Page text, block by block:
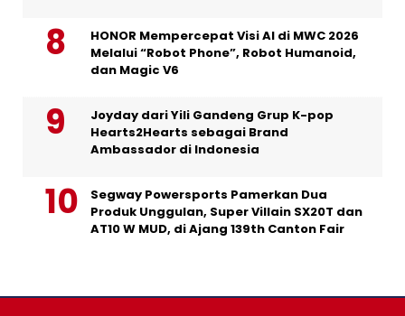
HONOR Mempercepat Visi AI di MWC 2026
Melalui “Robot Phone”, Robot Humanoid,
dan Magic V6
Joyday dari Yili Gandeng Grup K-pop
Hearts2Hearts sebagai Brand
Ambassador di Indonesia
Segway Powersports Pamerkan Dua
Produk Unggulan, Super Villain SX20T dan
AT10 W MUD, di Ajang 139th Canton Fair